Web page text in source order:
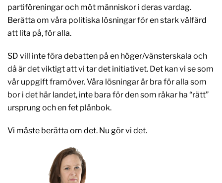
partiföreningar och möt människor i deras vardag.
Berätta om våra politiska lösningar för en stark välfärd
att lita på, för alla.
SD vill inte föra debatten på en höger/vänsterskala och
då är det viktigt att vi tar det initiativet. Det kan vi se som
vår uppgift framöver. Våra lösningar är bra för alla som
bor i det här landet, inte bara för den som råkar ha “rätt”
ursprung och en fet plånbok.
Vi måste berätta om det. Nu gör vi det.